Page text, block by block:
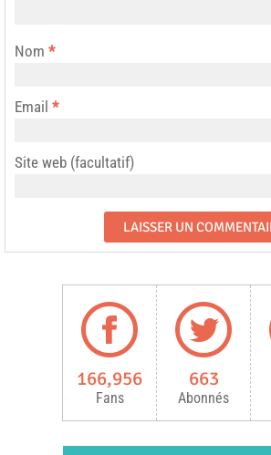
Nom *
Email *
Site web (facultatif)
166,956
Fans
663
Abonnés